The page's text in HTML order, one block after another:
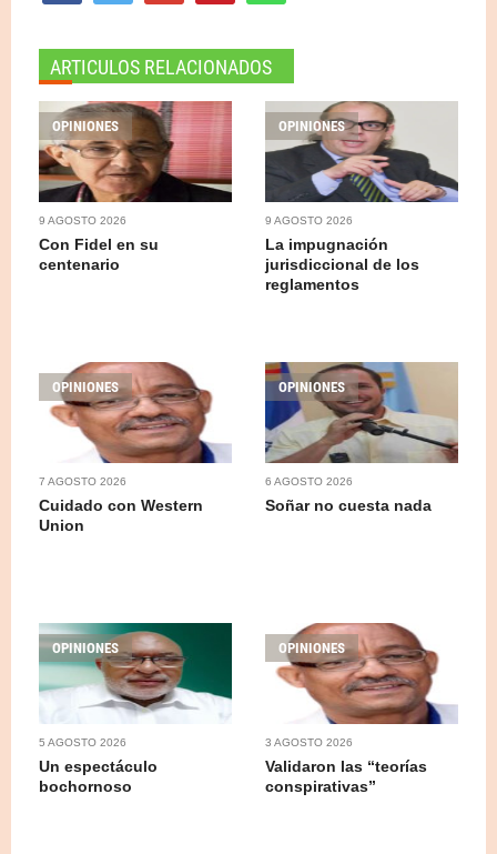
ARTICULOS RELACIONADOS
OPINIONES
9 AGOSTO 2026
Con Fidel en su
centenario
OPINIONES
9 AGOSTO 2026
La impugnación
jurisdiccional de los
reglamentos
OPINIONES
7 AGOSTO 2026
Cuidado con Western
Union
OPINIONES
6 AGOSTO 2026
Soñar no cuesta nada
OPINIONES
5 AGOSTO 2026
Un espectáculo
bochornoso
OPINIONES
3 AGOSTO 2026
Validaron las “teorías
conspirativas”